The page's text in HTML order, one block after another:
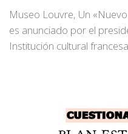
Museo Louvre, Un
es anunciado por el
Institución cultural